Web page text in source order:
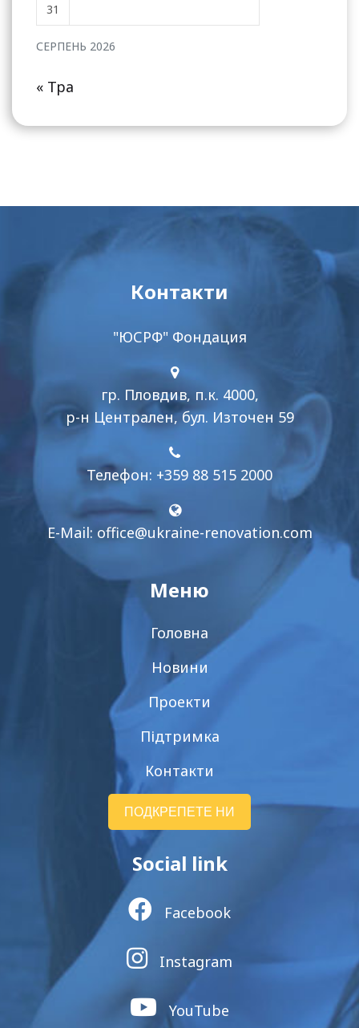
СЕРПЕНЬ 2026
31
« Тра
Контакти
"ЮСРФ" Фондация
гр. Пловдив, п.к. 4000,
р-н Централен, бул. Източен 59
Телефон: +359 88 515 2000
E-Mail: office@ukraine-renovation.com
Меню
Головна
Новини
Проекти
Підтримка
Контакти
ПОДКРЕПЕТЕ НИ
Social link
Facebook
Instagram
YouTube